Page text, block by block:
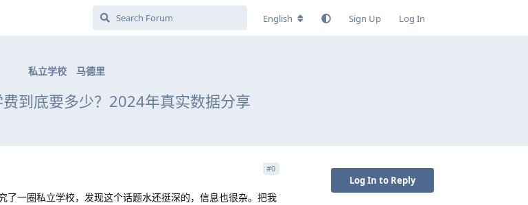
English Sign Up Log In
私立学校 马德里
到底要多少？2024年真实数据分享
Log In to Reply
#0
一圈私立学校，发现这个话题水还挺深的，信息也很杂。把我